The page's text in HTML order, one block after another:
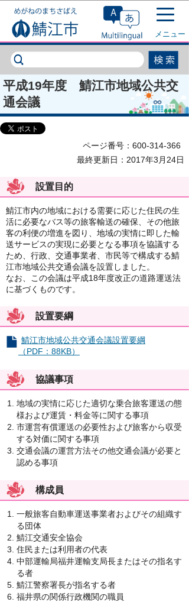
このページの本文へ移動
メニュー
平成19年度 鯖江市地域公共交
通会議
ページ番号：600-314-366
最終更新日：2017年3月24日
設置目的
鯖江市内の地域における需要に応じた住民の生
活に必要なバス等の旅客輸送の確保、その他旅
客の利便の増進を図り、地域の実情に即した輸
送サービスの実現に必要となる事項を協議する
ため、行政、交通事業者、市民等で構成する鯖
江市地域公共交通会議を設置しました。
なお、この会議は平成18年度改正の道路運送法
に基づくものです。
設置要綱
鯖江市地域公共交通会議設置要綱
（PDF：88KB）
協議事項
地域の実情に応じた適切な乗合旅客運送の態
様および運賃・料金等に関する事項
市運営有償運送の必要性および旅客から収受
する対価に関する事項
交通会議の運営方法その他交通会議が必要と
認める事項
構成員
一般旅客自動車運送事業者およびその組織す
る団体
鯖江交通安全協会
住民または利用者の代表
中部運輸局福井運輸支局長またはその指名す
る者
鯖江警察署長が指名する者
福井県の関係行政機関の職員